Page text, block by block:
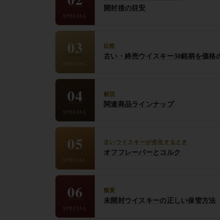
SPECIAL
開封後の目安
03
SPECIAL
比較
古い・終売ウイスキー30銘柄を価格
04
SPECIAL
解説
関連商品ラインナップ
05
SPECIAL
古いウイスキーが劣化するとき
オフフレーバーとコルク
06
SPECIAL
概要
未開封ウイスキーの正しい保管方法